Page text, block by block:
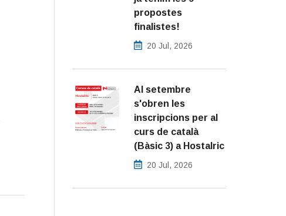
propostes
finalistes!
20 Jul, 2026
Al setembre
s'obren les
inscripcions per al
curs de català
(Bàsic 3) a Hostalric
20 Jul, 2026